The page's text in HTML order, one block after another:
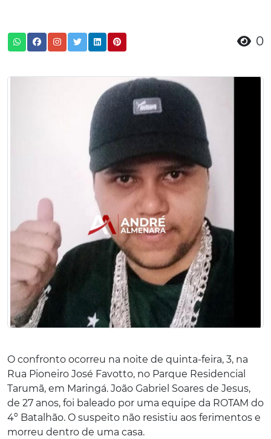
0
O confronto ocorreu na noite de quinta-feira, 3, na
Rua Pioneiro José Favotto, no Parque Residencial
Tarumã, em Maringá. João Gabriel Soares de Jesus,
de 27 anos, foi baleado por uma equipe da ROTAM do
4º Batalhão. O suspeito não resistiu aos ferimentos e
morreu dentro de uma casa.